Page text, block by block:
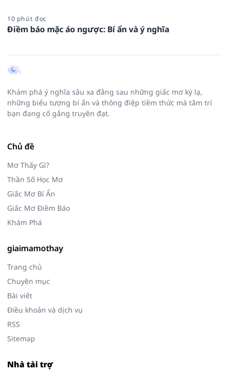
10 phút đọc
Điềm báo mặc áo ngược: Bí ẩn và ý nghĩa
Khám phá ý nghĩa sâu xa đằng sau những giấc mơ kỳ lạ,
những biểu tượng bí ẩn và thông điệp tiềm thức mà tâm trí
bạn đang cố gắng truyền đạt.
Chủ đề
Mơ Thấy Gì?
Thần Số Học Mơ
Giấc Mơ Bí Ẩn
Giấc Mơ Điềm Báo
Khám Phá
giaimamothay
Trang chủ
Chuyên mục
Bài viết
Điều khoản và dịch vụ
RSS
Sitemap
Nhà tài trợ